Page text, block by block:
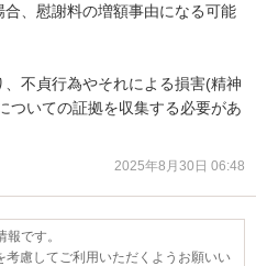
、慰謝料の増額事由になる可能
不貞行為やそれによる損害(精神
ついての証拠を収集する必要があ
2025年8月30日 06:48
です。
考慮してご利用いただくようお願いい